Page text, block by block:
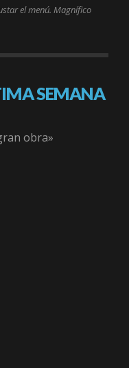
el menú. Magnífico
SEMANA
obra»